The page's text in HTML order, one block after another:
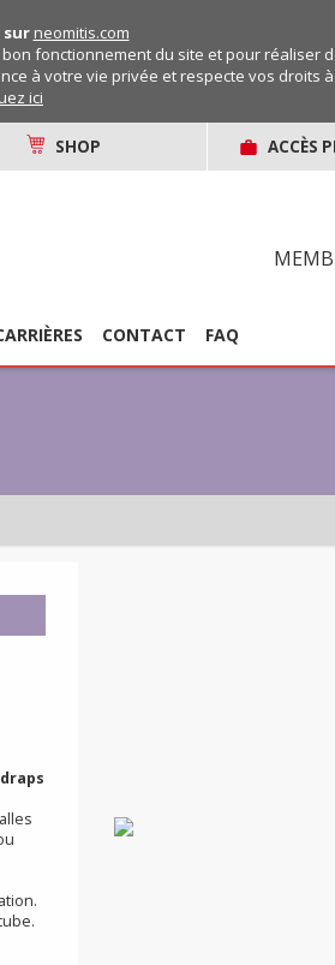
sur neomitis.com
fonctionnement du site et pour
à votre vie privée et respecte vos
ici
SHOP ACCÈS
CONTACT FAQ
ou draps
les salles
ou